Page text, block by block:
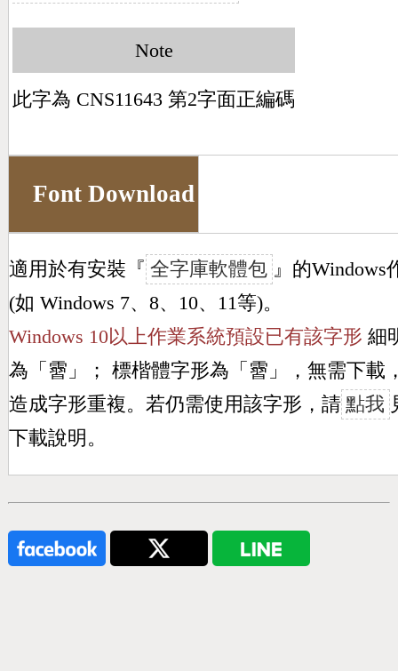
Note
此字為 CNS11643 第2字面正編碼
Font Download
適用於有安裝『 全字庫軟體包 』的Windows
(如 Windows 7、8、10、11等)。
Windows 10以上作業系統預設已有該字形 細
為「 霫 」； 標楷體字形為「 霫 」，無需下載
造成字形重複。若仍需使用該字形，請 點我
下載說明。